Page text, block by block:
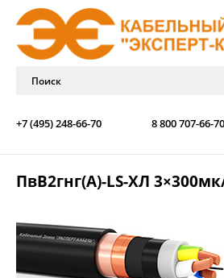
+7 (495) 248-66-70 8 800 707-66-70
ПвВ2гнг(А)-LS-ХЛ